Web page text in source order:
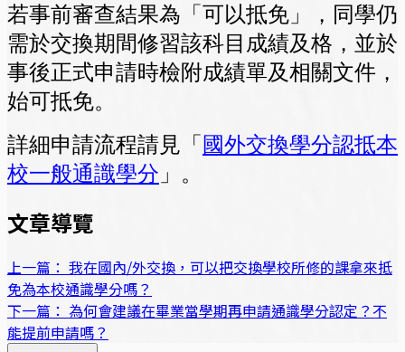
若事前審查結果為「可以抵免」，同學仍
需於交換期間修習該科目成績及格，並於
事後正式申請時檢附成績單及相關文件，
始可抵免。
詳細申請流程請見「國外交換學分認抵本
校一般通識學分 」。
文章導覽
上一篇： 我在國內/外交換，可以把交換學校所修的課拿來抵
免為本校通識學分嗎？
下一篇： 為何會建議在畢業當學期再申請通識學分認定？不
能提前申請嗎？